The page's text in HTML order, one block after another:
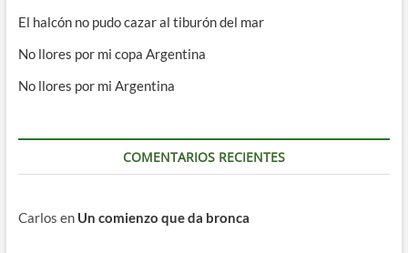
El halcón no pudo cazar al tiburón del mar
No llores por mi copa Argentina
No llores por mi Argentina
COMENTARIOS RECIENTES
Carlos en Un comienzo que da bronca